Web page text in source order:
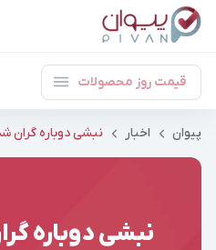
قیمت روز محصولات
پیوان اخبار نبشی دوباره گران شد؟
نبشی دوباره